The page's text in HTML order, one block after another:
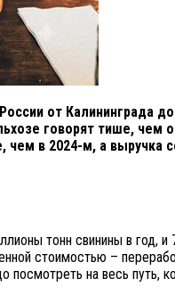
от Калининграда
говорят тише,
чем в 2024-м, а
тонн свинины в год,
стоимостью –
посмотреть на весь путь,